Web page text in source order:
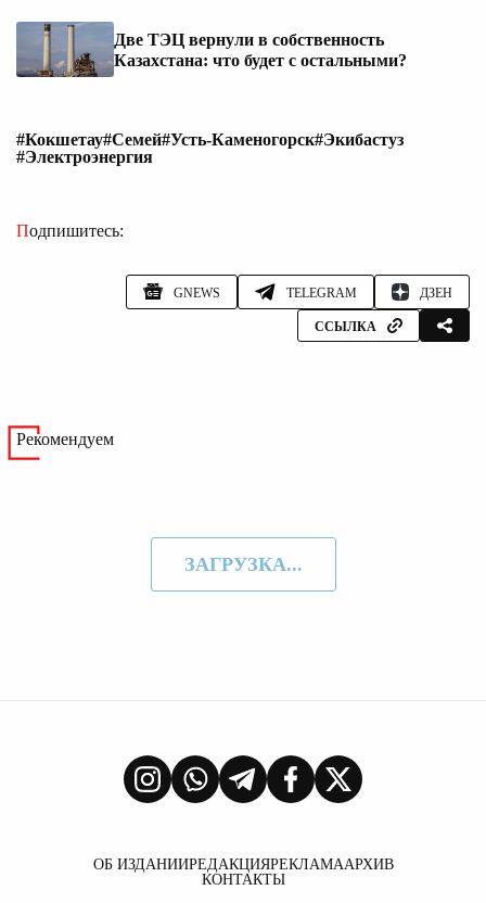
Две ТЭЦ вернули в собственность
Казахстана: что будет с остальными?
#Кокшетау#Семей#Усть-Каменогорск#Экибастуз
#Электроэнергия
Подпишитесь:
GNEWS TELEGRAM ДЗЕН
ССЫЛКА
Рекомендуем
ЗАГРУЗКА...
ОБ ИЗДАНИИРЕДАКЦИЯРЕКЛАМААРХИВ
КОНТАКТЫ